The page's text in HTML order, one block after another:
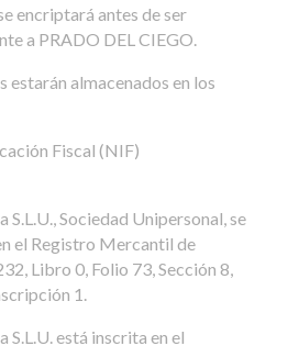
encriptará antes de ser
a PRADO DEL CIEGO.
estarán almacenados en los
Fiscal (NIF)
S.L.U., Sociedad Unipersonal, se
el Registro Mercantil de
Libro 0, Folio 73, Sección 8,
1.
S.L.U. está inscrita en el